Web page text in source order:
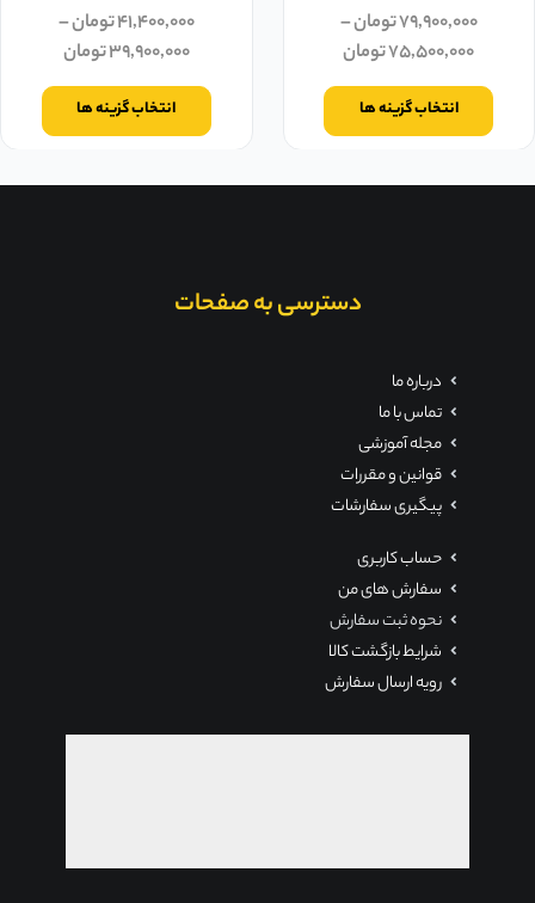
۷۹,۹۰۰,۰۰۰تومان–
۷۵,۵۰۰,۰۰۰تومان
انتخاب گزینه ها
۴۱,۴۰۰,۰۰۰تومان–
۳۹,۹۰۰,۰۰۰تومان
انتخاب گزینه ها
دسترسی به صفحات
درباره ما
تماس با ما
مجله آموزشی
قوانین و مقررات
پیگیری سفارشات
حساب کاربری
سفارش های من
نحوه ثبت سفارش
شرایط بازگشت کالا
رویه ارسال سفارش